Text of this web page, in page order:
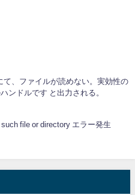
て、ファイルが読めない。実効性の
ンドルです と出力される。
file or directory エラー発生